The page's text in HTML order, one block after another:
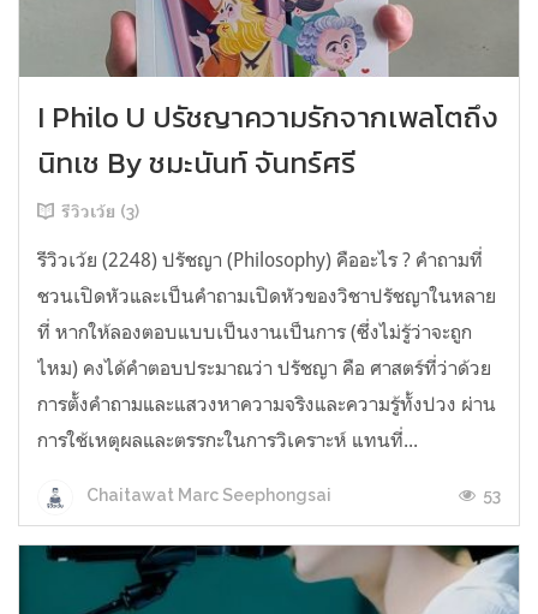
I Philo U ปรัชญาความรักจากเพลโตถึง
นิทเช By ชมะนันท์ จันทร์ศรี
รีวิวเว้ย (3)
รีวิวเว้ย (2248) ปรัชญา (Philosophy) คืออะไร ? คำถามที่
ชวนเปิดหัวและเป็นคำถามเปิดหัวของวิชาปรัชญาในหลาย
ที่ หากให้ลองตอบแบบเป็นงานเป็นการ (ซึ่งไม่รู้ว่าจะถูก
ไหม) คงได้คำตอบประมาณว่า ปรัชญา คือ ศาสตร์ที่ว่าด้วย
การตั้งคำถามและแสวงหาความจริงและความรู้ทั้งปวง ผ่าน
การใช้เหตุผลและตรรกะในการวิเคราะห์ แทนที่...
Chaitawat Marc Seephongsai 53